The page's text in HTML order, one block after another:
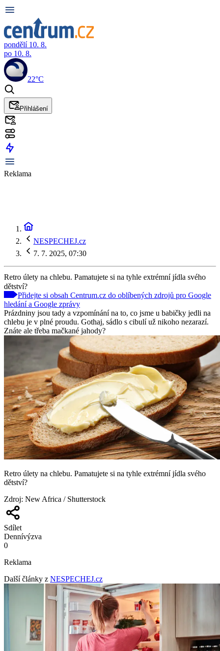
pondělí 10. 8.
po 10. 8.
22°C
Přihlášení
Reklama
NESPECHEJ.cz
7. 7. 2025, 07:30
Retro úlety na chlebu. Pamatujete si na tyhle extrémní jídla svého
dětství?
Přidejte si obsah Centrum.cz do oblíbených zdrojů pro Google
hledání a Google zprávy
Prázdniny jsou tady a vzpomínání na to, co jsme u babičky jedli na
chlebu je v plné proudu. Gothaj, sádlo s cibulí už nikoho nezarazí.
Znáte ale třeba mačkané jahody?
Retro úlety na chlebu. Pamatujete si na tyhle extrémní jídla svého
dětství?
Zdroj: New Africa / Shutterstock
Sdílet
Dennívýzva
0
Reklama
Další články z NESPECHEJ.cz